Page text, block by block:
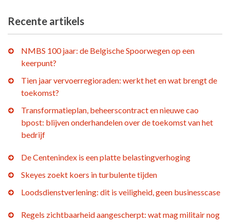
Recente artikels
NMBS 100 jaar: de Belgische Spoorwegen op een
keerpunt?
Tien jaar vervoerregioraden: werkt het en wat brengt de
toekomst?
Transformatieplan, beheerscontract en nieuwe cao
bpost: blijven onderhandelen over de toekomst van het
bedrijf
De Centenindex is een platte belastingverhoging
Skeyes zoekt koers in turbulente tijden
Loodsdienstverlening: dit is veiligheid, geen businesscase
Regels zichtbaarheid aangescherpt: wat mag militair nog